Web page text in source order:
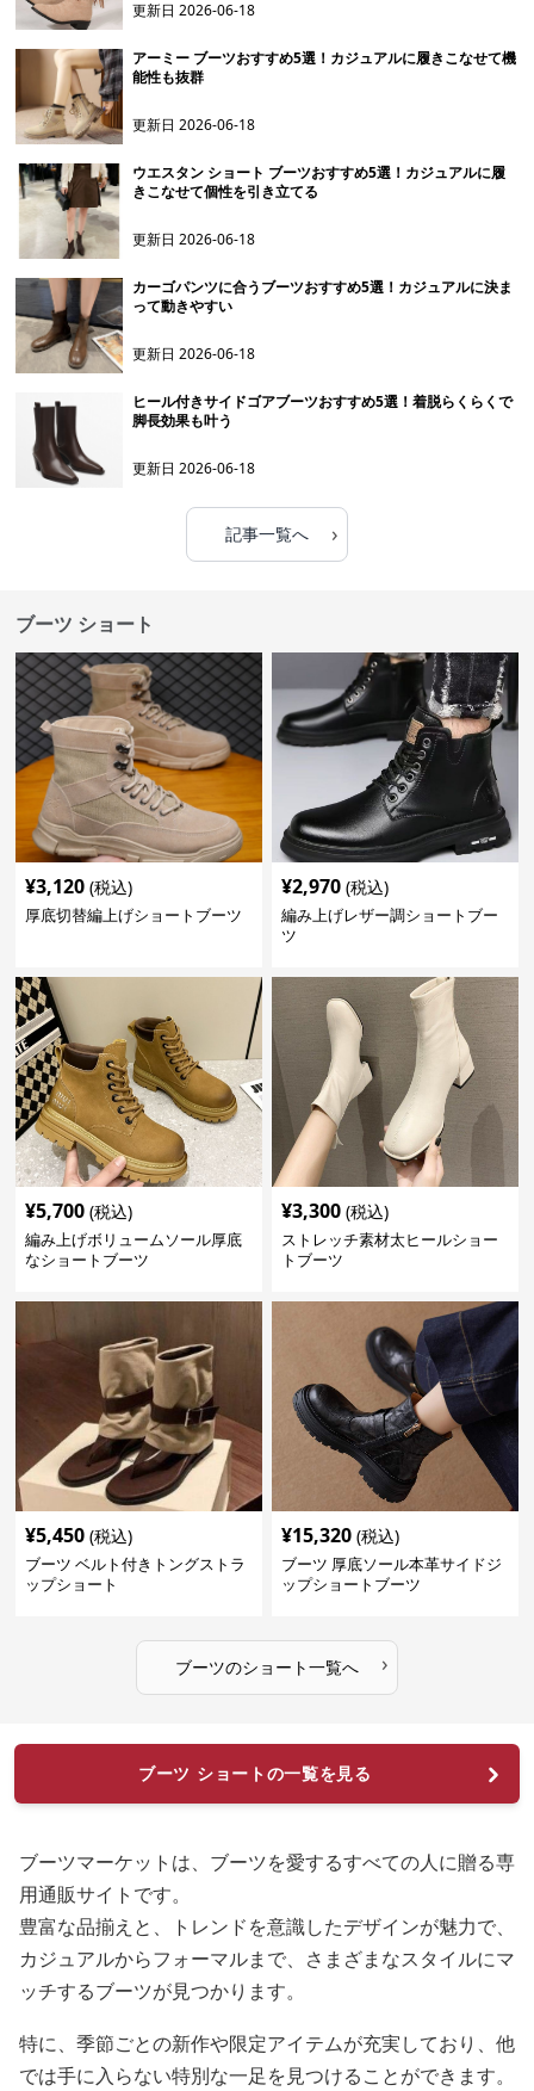
更新日2026-06-18
アーミー ブーツおすすめ5選！カジュアルに履きこなせて機
能性も抜群
更新日2026-06-18
ウエスタン ショート ブーツおすすめ5選！カジュアルに履
きこなせて個性を引き立てる
更新日2026-06-18
カーゴパンツに合うブーツおすすめ5選！カジュアルに決ま
って動きやすい
更新日2026-06-18
ヒール付きサイドゴアブーツおすすめ5選！着脱らくらくで
脚長効果も叶う
更新日2026-06-18
記事一覧へ ›
ブーツ ショート
¥3,120 (税込)
厚底切替編上げショートブーツ
¥2,970 (税込)
編み上げレザー調ショートブー
ツ
¥5,700 (税込)
編み上げボリュームソール厚底
なショートブーツ
¥3,300 (税込)
ストレッチ素材太ヒールショー
トブーツ
¥5,450 (税込)
ブーツ ベルト付きトングストラ
ップショート
¥15,320 (税込)
ブーツ 厚底ソール本革サイドジ
ップショートブーツ
ブーツのショート一覧へ ›
ブーツ ショートの一覧を見る
ブーツマーケットは、ブーツを愛するすべての人に贈る専
用通販サイトです。
豊富な品揃えと、トレンドを意識したデザインが魅力で、
カジュアルからフォーマルまで、さまざまなスタイルにマ
ッチするブーツが見つかります。
特に、季節ごとの新作や限定アイテムが充実しており、他
では手に入らない特別な一足を見つけることができます。